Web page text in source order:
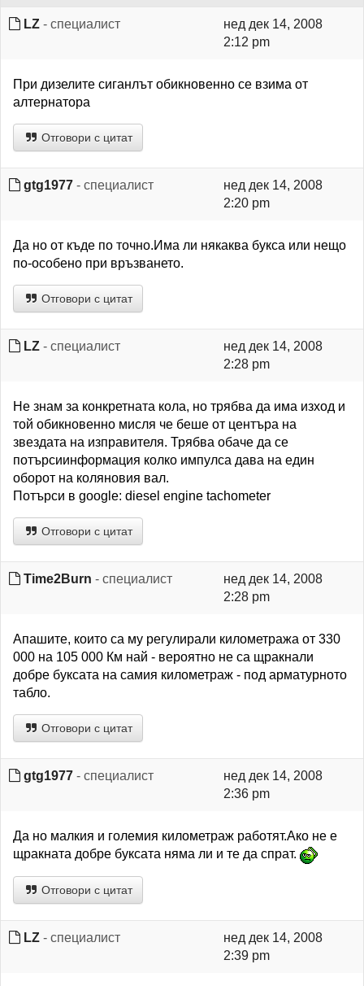
LZ - специалист
нед дек 14, 2008
2:12 pm
При дизелите сиганлът обикновенно се взима от
алтернатора
Отговори с цитат
gtg1977 - специалист
нед дек 14, 2008
2:20 pm
Да но от къде по точно.Има ли някаква букса или нещо
по-особено при връзването.
Отговори с цитат
LZ - специалист
нед дек 14, 2008
2:28 pm
Не знам за конкретната кола, но трябва да има изход и
той обикновенно мисля че беше от центъра на
звездата на изправителя. Трябва обаче да се
потърсиинформация колко импулса дава на един
оборот на коляновия вал.
Потърси в google: diesel engine tachometer
Отговори с цитат
Time2Burn - специалист
нед дек 14, 2008
2:28 pm
Апашите, които са му регулирали километража от 330
000 на 105 000 Км най - вероятно не са щракнали
добре буксата на самия километраж - под арматурното
табло.
Отговори с цитат
gtg1977 - специалист
нед дек 14, 2008
2:36 pm
Да но малкия и големия километраж работят.Ако не е
щракната добре буксата няма ли и те да спрат.
Отговори с цитат
LZ - специалист
нед дек 14, 2008
2:39 pm